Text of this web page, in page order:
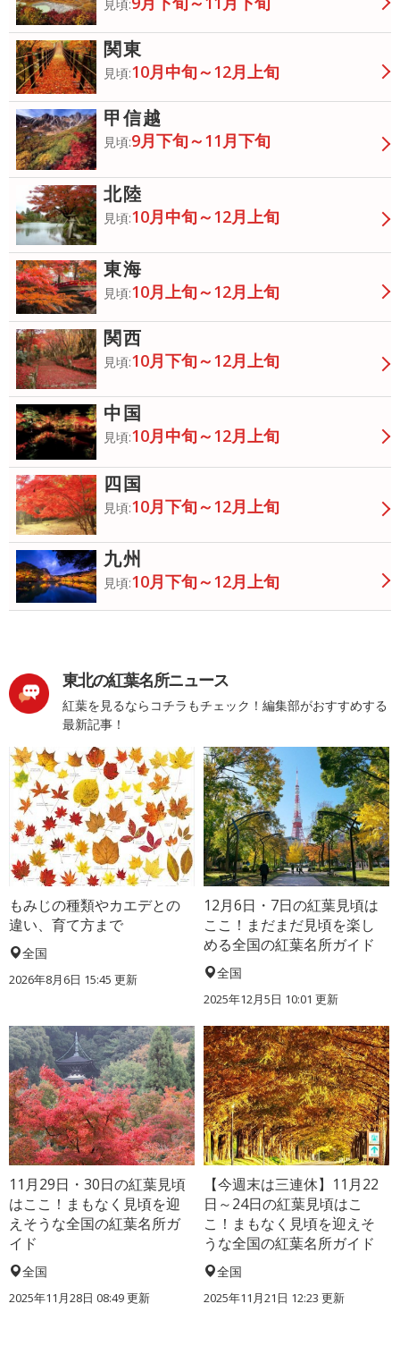
見頃:
関東
見頃:10月中旬～12月上旬
甲信越
見頃:9月下旬～11月下旬
北陸
見頃:10月中旬～12月上旬
東海
見頃:10月上旬～12月上旬
関西
見頃:10月下旬～12月上旬
中国
見頃:10月中旬～12月上旬
四国
見頃:10月下旬～12月上旬
九州
見頃:10月下旬～12月上旬
東北の紅葉名所ニュース
紅葉を見るならコチラもチェック！編集部がおすすめする
最新記事！
もみじの種類やカエデとの
違い、育て方まで
全国
2026年8月6日 15:45 更新
12月6日・7日の紅葉見頃は
ここ！まだまだ見頃を楽し
める全国の紅葉名所ガイド
全国
2025年12月5日 10:01 更新
11月29日・30日の紅葉見頃
はここ！まもなく見頃を迎
えそうな全国の紅葉名所ガ
イド
全国
2025年11月28日 08:49 更新
【今週末は三連休】11月22
日～24日の紅葉見頃はこ
こ！まもなく見頃を迎えそ
うな全国の紅葉名所ガイド
全国
2025年11月21日 12:23 更新